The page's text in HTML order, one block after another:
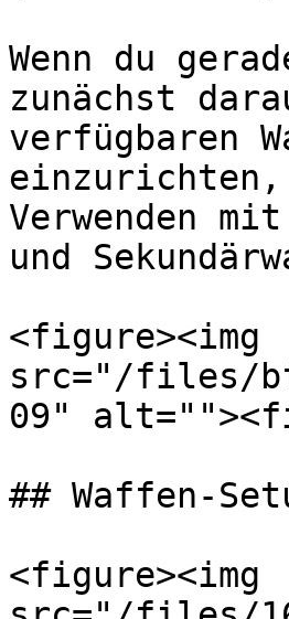
Wenn du
zunächst
verfügbaren
einzurichten,
Verwenden
und
<figure><img
src="/files/
09"
## Waffen-
<figure><img